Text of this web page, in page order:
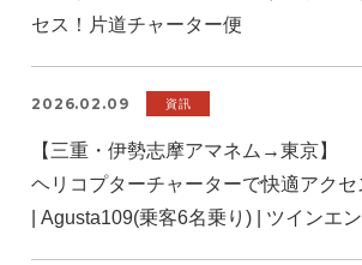
セス！片道チャーター便
2026.02.09 資訊
【三重・伊勢志摩アマネム→東京】
ヘリコプターチャーターで快適アクセ
| Agusta109(乗客6名乗り) | ツインエ